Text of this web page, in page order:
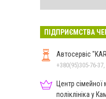
ПІДПРИЄМСТВА
Автосервіс
+380(95)305-76-
Центр сімейної
поліклініка у